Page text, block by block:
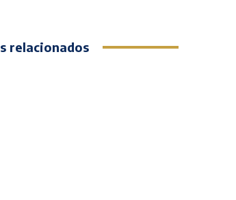
relacionados